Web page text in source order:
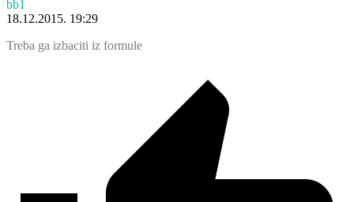
bb1
18.12.2015. 19:29
Treba ga izbaciti iz formule